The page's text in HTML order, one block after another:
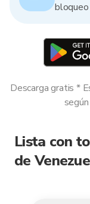
bloqueo
Descarga gratis *
Lista con
de